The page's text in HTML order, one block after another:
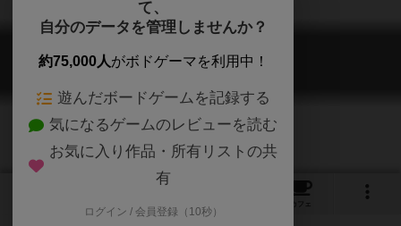
海上果樹園
Orchard Ocean
カフェ
て、
自分のデータを管理しませんか？
約75,000人がボドゲーマを利用中！
遊んだボードゲームを記録する
気になるゲームのレビューを読む
お気に入り作品・所有リストの共
有
ログイン / 会員登録（10秒）